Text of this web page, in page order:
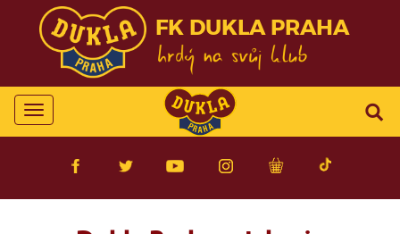
FK DUKLA PRAHA
Toggle
navigation